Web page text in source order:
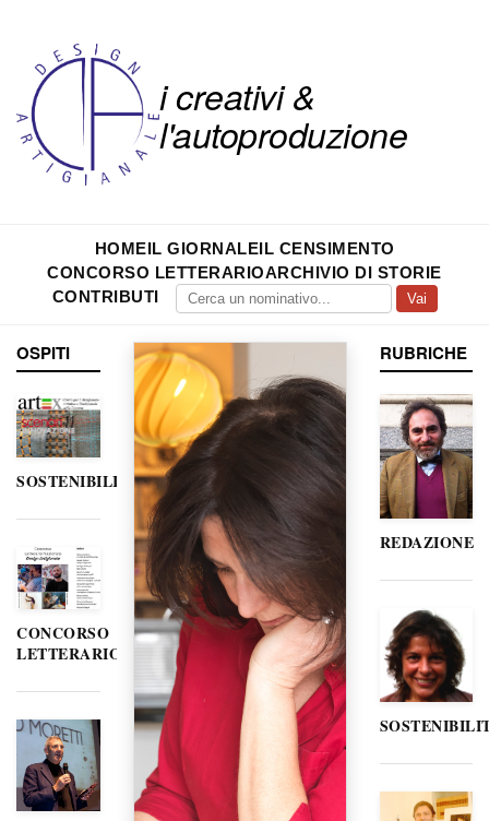
i creativi &
l'autoproduzione
HOMEIL GIORNALEIL CENSIMENTO
CONCORSO LETTERARIOARCHIVIO DI STORIE
CONTRIBUTI
Vai
OSPITI
SOSTENIBILITÀ
CONCORSO
LETTERARIO
RUBRICHE
REDAZIONE